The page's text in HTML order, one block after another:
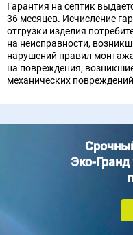
Гарантия на септик
36 месяцев. Исчисление
отгрузки изделия
на неисправности,
нарушений правил
на повреждения,
механических
Эко-Гранд